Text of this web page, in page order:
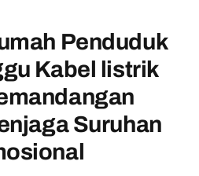
Penduduk
Kabel listrik
Suruhan